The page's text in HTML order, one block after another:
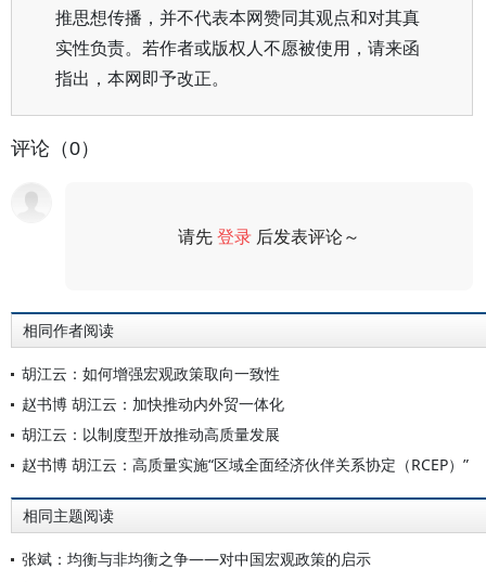
推思想传播，并不代表本网赞同其观点和对其真
实性负责。若作者或版权人不愿被使用，请来函
指出，本网即予改正。
评论（0）
请先登录 后发表评论～
相同作者阅读
胡江云：如何增强宏观政策取向一致性
赵书博 胡江云：加快推动内外贸一体化
胡江云：以制度型开放推动高质量发展
赵书博 胡江云：高质量实施“区域全面经济伙伴关系协定（RCEP）”
相同主题阅读
张斌：均衡与非均衡之争——对中国宏观政策的启示